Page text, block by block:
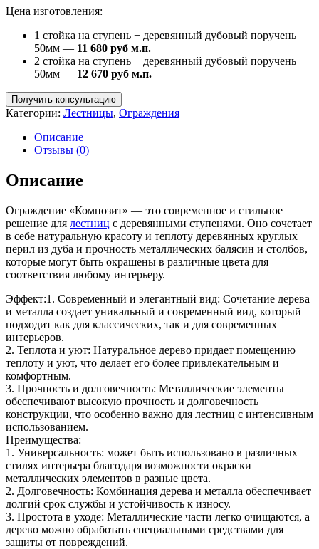
Цена изготовления:
1 стойка на ступень + деревянный дубовый поручень
50мм — 11 680 руб м.п.
2 стойка на ступень + деревянный дубовый поручень
50мм — 12 670 руб м.п.
Получить консультацию
Категории: Лестницы, Ограждения
Описание
Отзывы (0)
Описание
Ограждение «Композит» — это современное и стильное
решение для лестниц с деревянными ступенями. Оно сочетает
в себе натуральную красоту и теплоту деревянных круглых
перил из дуба и прочность металлических балясин и столбов,
которые могут быть окрашены в различные цвета для
соответствия любому интерьеру.
Эффект:1. Современный и элегантный вид: Сочетание дерева
и металла создает уникальный и современный вид, который
подходит как для классических, так и для современных
интерьеров.
2. Теплота и уют: Натуральное дерево придает помещению
теплоту и уют, что делает его более привлекательным и
комфортным.
3. Прочность и долговечность: Металлические элементы
обеспечивают высокую прочность и долговечность
конструкции, что особенно важно для лестниц с интенсивным
использованием.
Преимущества:
1. Универсальность: может быть использовано в различных
стилях интерьера благодаря возможности окраски
металлических элементов в разные цвета.
2. Долговечность: Комбинация дерева и металла обеспечивает
долгий срок службы и устойчивость к износу.
3. Простота в уходе: Металлические части легко очищаются, а
дерево можно обработать специальными средствами для
защиты от повреждений.